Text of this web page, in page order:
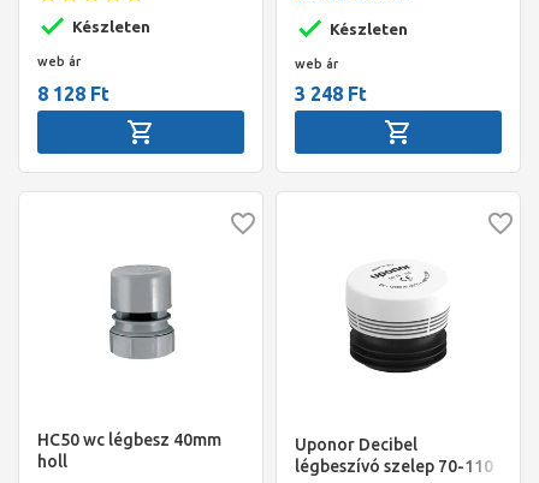
Készleten
web ár
8 128 Ft
Készleten
web ár
3 248 Ft
HC50 wc légbesz 40mm
holl
Uponor Decibel
légbeszívó szelep 70-110